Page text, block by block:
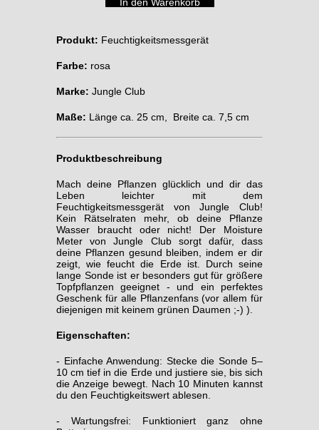
Produkt: Feuchtigkeitsmessgerät
Farbe: rosa
Marke: Jungle Club
Maße: Länge ca. 25 cm, Breite ca. 7,5 cm
Produktbeschreibung
Mach deine Pflanzen glücklich und dir das
Leben leichter mit dem
Feuchtigkeitsmessgerät von Jungle Club!
Kein Rätselraten mehr, ob deine Pflanze
Wasser braucht oder nicht! Der Moisture
Meter von Jungle Club sorgt dafür, dass
deine Pflanzen gesund bleiben, indem er dir
zeigt, wie feucht die Erde ist. Durch seine
lange Sonde ist er besonders gut für größere
Topfpflanzen geeignet - und ein perfektes
Geschenk für alle Pflanzenfans (vor allem für
diejenigen mit keinem grünen Daumen ;-) ).
Eigenschaften:
- Einfache Anwendung: Stecke die Sonde 5–
10 cm tief in die Erde und justiere sie, bis sich
die Anzeige bewegt. Nach 10 Minuten kannst
du den Feuchtigkeitswert ablesen.
- Wartungsfrei: Funktioniert ganz ohne